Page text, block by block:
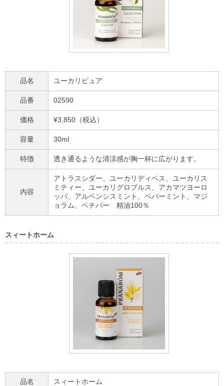
品名 ユーカリピュア
品番 02590
価格 ¥3,850（税込）
容量 30ml
特徴 透き通るような清涼感が胸一杯に広がります。
内容
アトラスシダー、ユーカリディベス、ユーカリス
ミティー、ユーカリグロブルス、アカマツヨーロ
ッパ、アルベンシスミント、ペパーミント、マジ
ョラム、ベチバー 精油100％
スィートホーム
品名 スィートホーム